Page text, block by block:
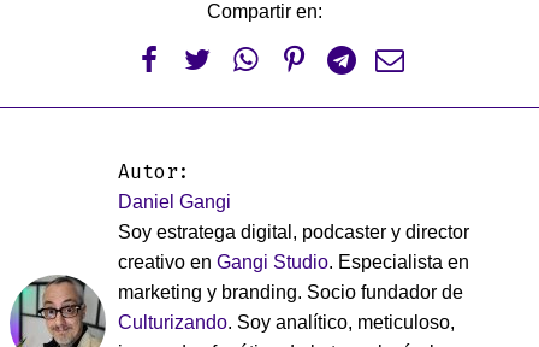
Compartir en:
     
Autor:
Daniel Gangi
Soy estratega digital, podcaster y director
creativo en Gangi Studio. Especialista en
marketing y branding. Socio fundador de
Culturizando. Soy analítico, meticuloso,